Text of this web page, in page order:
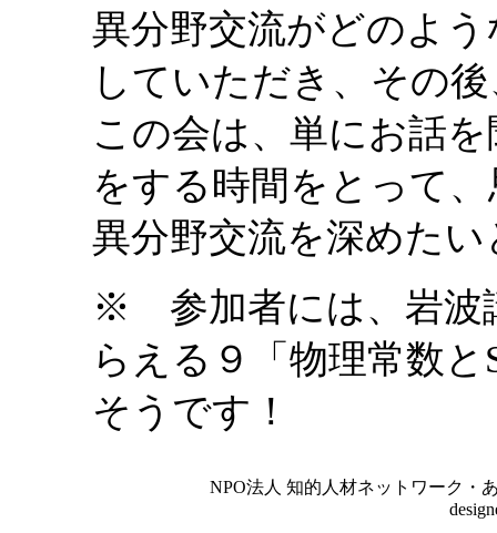
異分野交流がどのよ
していただき、その
この会は、単にお話
をする時間をとって
異分野交流を深めた
※ 参加者には、岩波
らえる９「物理常数
そうです！
NPO法人 知的人材ネットワーク・